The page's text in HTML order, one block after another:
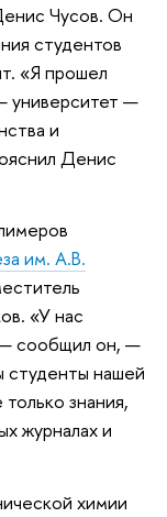
Чусов. Он
студентов
«Я прошел
университет —
и
Денис
им. А.В.
«У нас
— сообщил он, —
студенты нашей
знания,
журналах и
химии